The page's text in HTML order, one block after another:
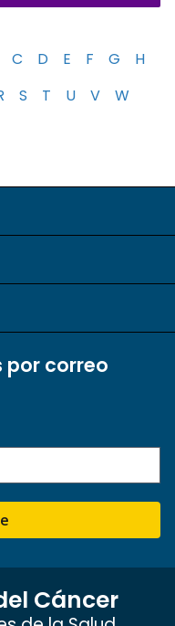
C D E F G
H
S T U V
W
por correo
Cáncer